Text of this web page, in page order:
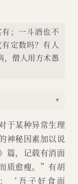
；一斗酒也不
定数吗？有人
僧人用方术愚
▾
于某种异常生理
神秘因素加以说
篇，记载有消面
质愈瘦。”有胡
‘吾子好食面